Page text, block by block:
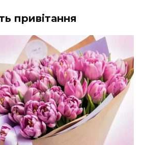
привітання